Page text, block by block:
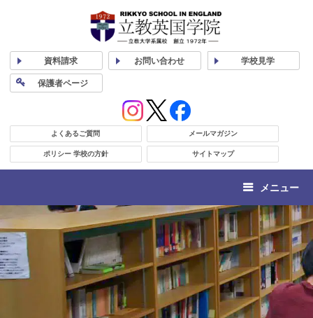
資料請求 お問い合わせ 学校見学
保護者ページ
よくあるご質問 メールマガジン
ポリシー 学校の方針 サイトマップ
メニュー